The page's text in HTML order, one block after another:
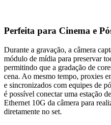
Perfeita para Cinema e
Durante a gravação, a câmera
módulo de mídia para preservar
permitindo que a gradação de
cena. Ao mesmo tempo, proxies
e sincronizados com equipes de
é possível conectar uma estação
Ethernet 10G da câmera para
diretamente no set.